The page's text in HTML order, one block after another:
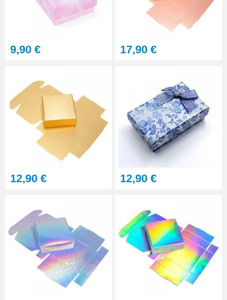
9,90 € 17,90 €
12,90 € 12,90 €